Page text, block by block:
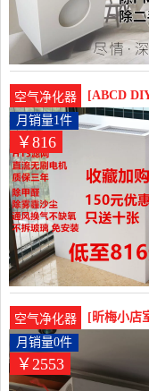
空气净化器
[ABCD
机静音外
￥816
月销量1件
空气净化器
[昕梅小店
净化器壁
￥2553
月销量0件